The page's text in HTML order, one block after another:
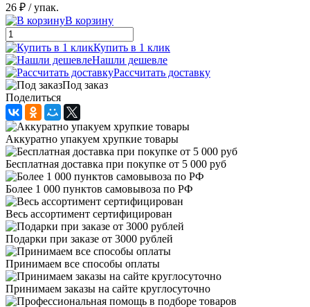
26 ₽ / упак.
В корзину
Купить в 1 клик
Нашли дешевле
Рассчитать доставку
Под заказ
Поделиться
Аккуратно упакуем хрупкие товары
Бесплатная доставка при покупке от 5 000 руб
Более 1 000 пунктов самовывоза по РФ
Весь ассортимент сертифицирован
Подарки при заказе от 3000 рублей
Принимаем все способы оплаты
Принимаем заказы на сайте круглосуточно